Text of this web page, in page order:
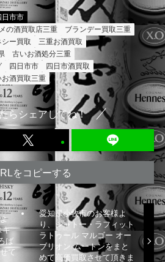
日市市
の酒買取店三重
ブランデー買取三重
シー買取
三重お酒買取
古いお酒処分三重
四日市市
四日市酒買取
酒買取三重
らシェアしてね！
をコピーする
キ
ば
て
愛知県小牧市のお客様よ
り、シャトー・ラフィット
ラトゥール マルゴー オー
ブリオン ムートンをまと
めて高価買取させて頂きま